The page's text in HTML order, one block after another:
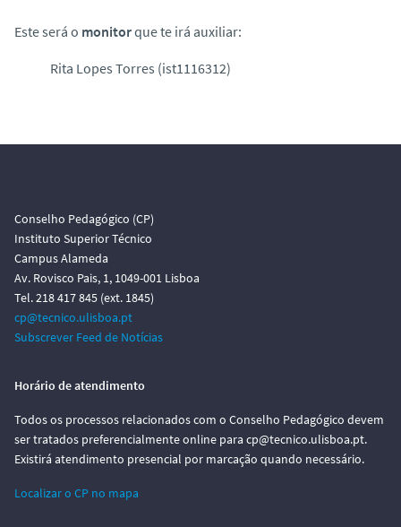
Este será o monitorque te irá auxiliar:
Rita Lopes Torres (ist1116312)
Conselho Pedagógico (CP)
Instituto Superior Técnico
Campus Alameda
Av. Rovisco Pais, 1, 1049-001 Lisboa
Tel. 218 417 845 (ext. 1845)
cp@tecnico.ulisboa.pt
Subscrever Feed de Notícias
Horário de atendimento
Todos os processos relacionados com o Conselho Pedagógico devem
ser tratados preferencialmente online para cp@tecnico.ulisboa.pt.
Existirá atendimento presencial por marcação quando necessário.
Localizar o CP no mapa